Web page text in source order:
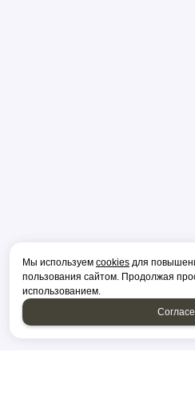
Мы используем cookies для
пользования сайтом. Продолжая
использованием.